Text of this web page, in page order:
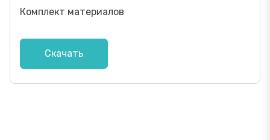
Комплект материалов
Скачать